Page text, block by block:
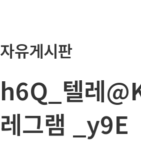
자유게시판
h6Q_텔레
레그램 _y9E